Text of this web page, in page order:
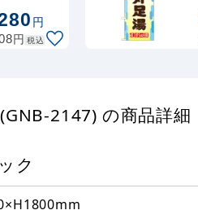
円
円 税込
2147) の商品詳細
ク